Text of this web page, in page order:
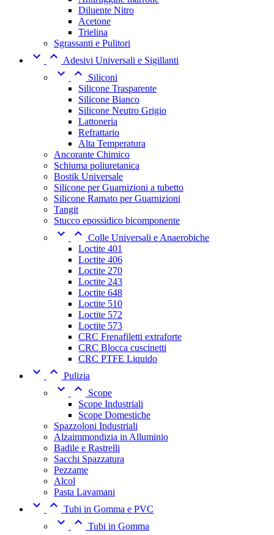
Diluente Nitro
Acetone
Trielina
Sgrassanti e Pulitori
  Adesivi Universali e Sigillanti
 
Siliconi
Silicone Trasparente
Silicone Bianco
Silicone Neutro Grigio
Lattoneria
Refrattario
Alta Temperatura
Ancorante Chimico
Schiuma poliuretanica
Bostik Universale
Silicone per Guarnizioni a tubetto
Silicone Ramato per Guarnizioni
Tangit
Stucco epossidico bicomponente
  Colle Universali e Anaerobiche
Loctite 401
Loctite 406
Loctite 270
Loctite 243
Loctite 648
Loctite 510
Loctite 572
Loctite 573
CRC Frenafiletti extraforte
CRC Blocca cuscinetti
CRC PTFE Liquido
  Pulizia
 
Scope
Scope Industriali
Scope Domestiche
Spazzoloni Industriali
Alzaimmondizia in Alluminio
Badile e Rastrelli
Sacchi Spazzatura
Pezzame
Alcol
Pasta Lavamani
  Tubi in Gomma e PVC
  Tubi in Gomma